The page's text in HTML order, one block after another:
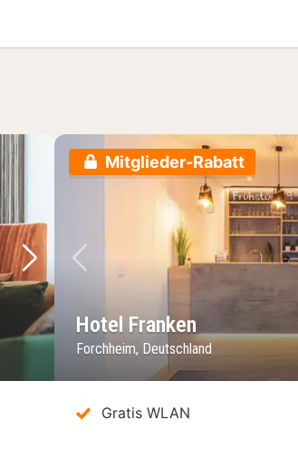
Nächstes Bild
Mitglieder-Rabatt
Vorheriges Bild
Hotel Franken
Forchheim, Deutschland
Gratis WLAN